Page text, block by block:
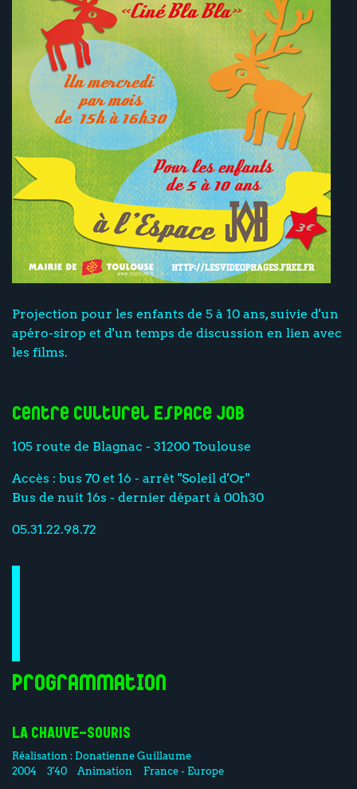
Projection pour les enfants de 5 à 10 ans, suivie d'un
apéro-sirop et d'un temps de discussion en lien avec
les films.
Centre culturel Espace Job
105 route de Blagnac - 31200 Toulouse
Accès : bus 70 et 16 - arrêt "Soleil d'Or"
Bus de nuit 16s - dernier départ à 00h30
05.31.22.98.72
Programmation
LA CHAUVE-SOURIS
Réalisation : Donatienne Guillaume
2004
3'40 Animation France - Europe